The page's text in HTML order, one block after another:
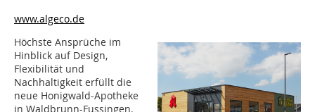
www.algeco.de
Höchste Ansprüche im
Hinblick auf Design,
Flexibilität und
Nachhaltigkeit erfüllt die
neue Honigwald-Apotheke
in Waldbrunn-Fussingen.